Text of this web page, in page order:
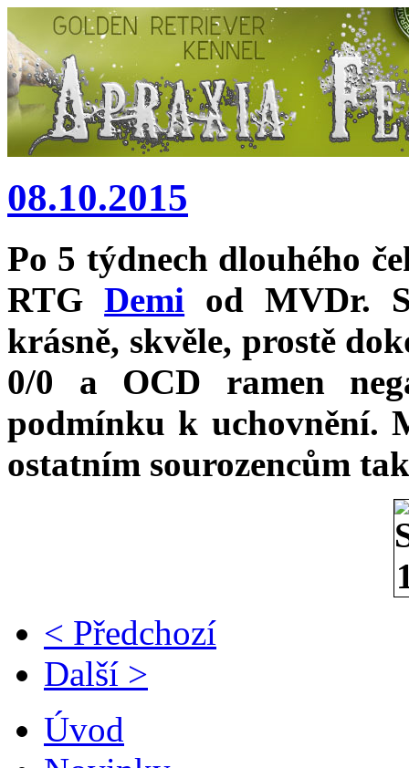
08.10.2015
Po 5 týdnech dlouhého
RTGDemi od MVDr.
krásně, skvěle, prostě
0/0 a OCD ramen
podmínku k uchovnění.
ostatním sourozencům
< Předchozí
Další >
Úvod